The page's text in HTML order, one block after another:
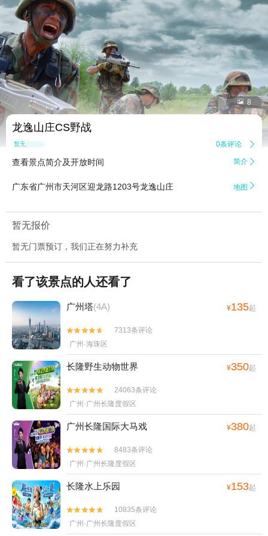
 8
龙逸山庄CS野战
暂无点评 0条评论 
查看景点简介及开放时间 简介 
广东省广州市天河区迎龙路1203号龙逸山庄 地图 
暂无报价
暂无门票预订，我们正在努力补充
看了该景点的人还看了
广州塔(4A) ¥135起


7313条评论
广州·海珠区
长隆野生动物世界 ¥350起


24063条评论
广州·广州长隆度假区
广州长隆国际大马戏 ¥380起


8483条评论
广州·广州长隆度假区
长隆水上乐园 ¥153起


10835条评论
广州·广州长隆度假区
